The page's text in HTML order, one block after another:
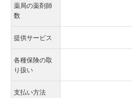
薬局の薬剤師
数
提供サービス
各種保険の取
り扱い
支払い方法